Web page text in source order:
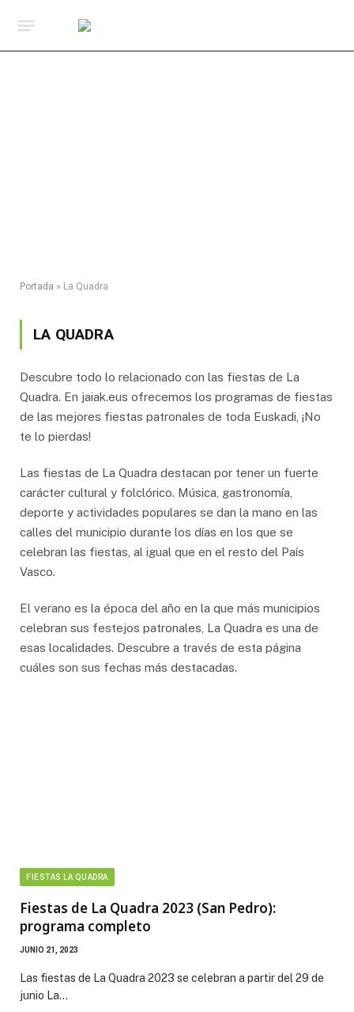
Portada » La Quadra
LA QUADRA
Descubre todo lo relacionado con las fiestas de La
Quadra. En jaiak.eus ofrecemos los programas de fiestas
de las mejores fiestas patronales de toda Euskadi, ¡No
te lo pierdas!
Las fiestas de La Quadra destacan por tener un fuerte
carácter cultural y folclórico. Música, gastronomía,
deporte y actividades populares se dan la mano en las
calles del municipio durante los días en los que se
celebran las fiestas, al igual que en el resto del País
Vasco.
El verano es la época del año en la que más municipios
celebran sus festejos patronales, La Quadra es una de
esas localidades. Descubre a través de esta página
cuáles son sus fechas más destacadas.
FIESTAS LA QUADRA
Fiestas de La Quadra 2023 (San Pedro):
programa completo
JUNIO 21, 2023
Las fiestas de La Quadra 2023 se celebran a partir del 29 de
junio La…